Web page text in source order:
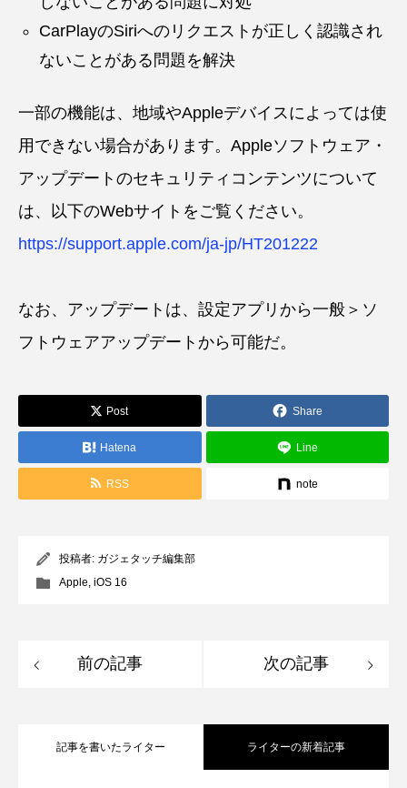
CarPlayのSiriへのリクエストが正しく認識され
ないことがある問題を解決
一部の機能は、地域やAppleデバイスによっては使
用できない場合があります。Appleソフトウェア・
アップデートのセキュリティコンテンツについて
は、以下のWebサイトをご覧ください。
https://support.apple.com/ja-jp/HT201222
なお、アップデートは、設定アプリから一般＞ソ
フトウェアアップデートから可能だ。
Post Share
Hatena Line
RSS note
投稿者: ガジェタッチ編集部
Apple iOS 16
前の記事 次の記事
記事を書いたライター ライターの新着記事